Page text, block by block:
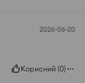
2026-06-20
Корисний (0)